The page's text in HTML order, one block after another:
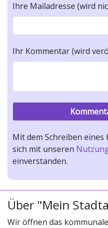
Ihre Mailadresse (wird
Ihr Kommentar (wird
Mit dem Schreiben
sich mit unseren
einverstanden.
Über "Mein
Wir öffnen das